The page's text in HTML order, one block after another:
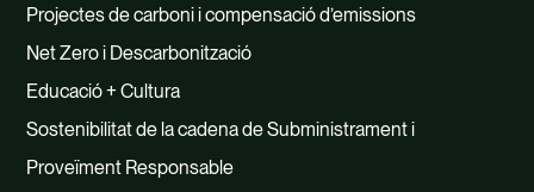
Projectes de carboni i compensació d’emissions
Net Zero i Descarbonització
Educació + Cultura
Sostenibilitat de la cadena de Subministrament i
Proveïment Responsable